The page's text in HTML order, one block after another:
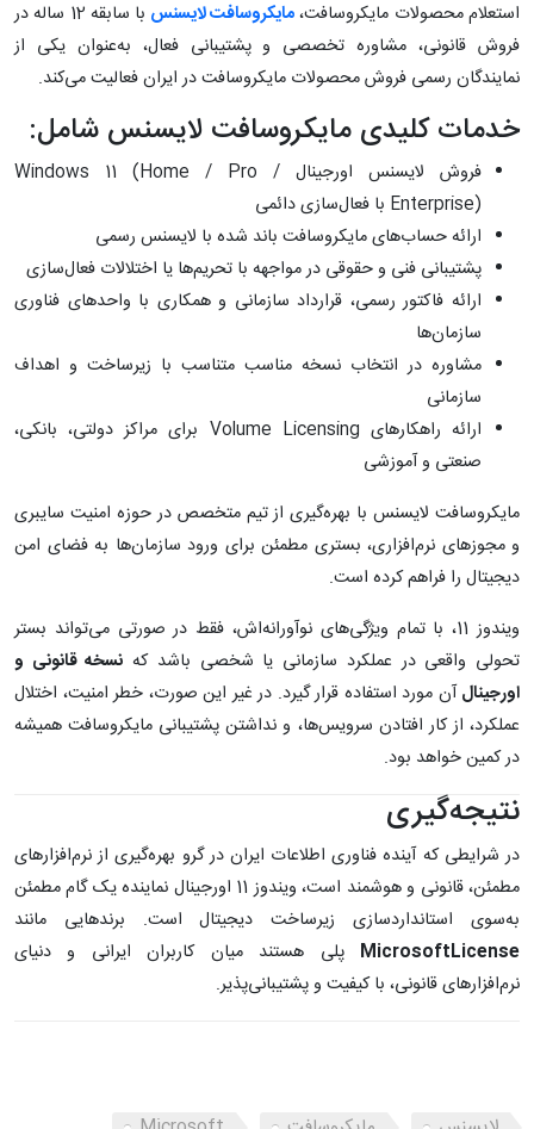
استعلام محصولات مایکروسافت،مایکروسافت لایسنس
با سابقه‌ 12 ساله در
فروش قانونی، مشاوره تخصصی و پشتیبانی فعال، به‌عنوان یکی از
نمایندگان رسمی فروش محصولات مایکروسافت در ایران فعالیت می‌کند.
خدمات کلیدی مایکروسافت لایسنس شامل:
فروش لایسنس اورجینال Windows 11 (Home / Pro /
Enterprise) با فعال‌سازی دائمی
ارائه حساب‌های مایکروسافت باند شده با لایسنس رسمی
پشتیبانی فنی و حقوقی در مواجهه با تحریم‌ها یا اختلالات فعال‌سازی
ارائه فاکتور رسمی، قرارداد سازمانی و همکاری با واحدهای فناوری
سازمان‌ها
مشاوره در انتخاب نسخه مناسب متناسب با زیرساخت و اهداف
سازمانی
ارائه راهکارهای Volume Licensing برای مراکز دولتی، بانکی،
صنعتی و آموزشی
مایکروسافت لایسنس با بهره‌گیری از تیم متخصص در حوزه امنیت سایبری
و مجوزهای نرم‌افزاری، بستری مطمئن برای ورود سازمان‌ها به فضای امن
دیجیتال را فراهم کرده است.
ویندوز 11، با تمام ویژگی‌های نوآورانه‌اش، فقط در صورتی می‌تواند بستر
تحولی واقعی در عملکرد سازمانی یا شخصی باشد که نسخه قانونی و
اورجینالآن مورد استفاده قرار گیرد. در غیر این صورت، خطر امنیت، اختلال
عملکرد، از کار افتادن سرویس‌ها، و نداشتن پشتیبانی مایکروسافت همیشه
در کمین خواهد بود.
نتیجه‌گیری
در شرایطی که آینده فناوری اطلاعات ایران در گرو بهره‌گیری از نرم‌افزارهای
مطمئن، قانونی و هوشمند است، ویندوز 11 اورجینال نماینده یک گام مطمئن
به‌سوی استانداردسازی زیرساخت دیجیتال است. برندهایی مانند
MicrosoftLicense پلی هستند میان کاربران ایرانی و دنیای
نرم‌افزارهای قانونی، با کیفیت و پشتیبانی‌پذیر.